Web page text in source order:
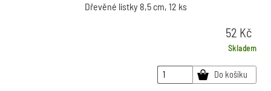
Dřevěné lístky 8,5 cm, 12 ks
52 Kč
Skladem
Do košíku